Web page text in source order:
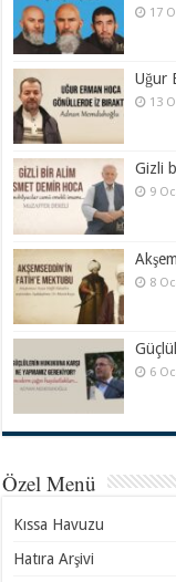
17
Uğur
13
Gizli
9
8
6
Özel Menü
Kıssa Havuzu
Hatıra Arşivi